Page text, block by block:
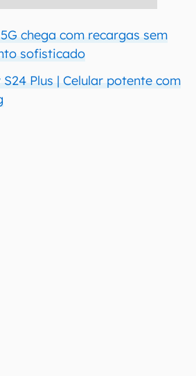
chega com recargas sem
sofisticado
Plus | Celular potente com